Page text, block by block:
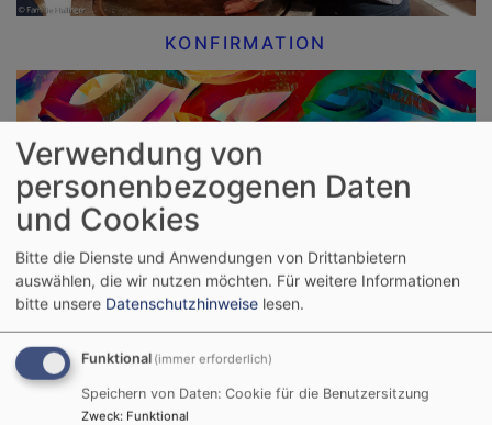
KONFIRMATION
TRAUUNG
Verwendung von
personenbezogenen Daten
und Cookies
Bitte die Dienste und Anwendungen von Drittanbietern
auswählen, die wir nutzen möchten. Für weitere Informationen
bitte unsere Datenschutzhinweise lesen.
Funktional (immer erforderlich)
Speichern von Daten: Cookie für die Benutzersitzung
Zweck: Funktional